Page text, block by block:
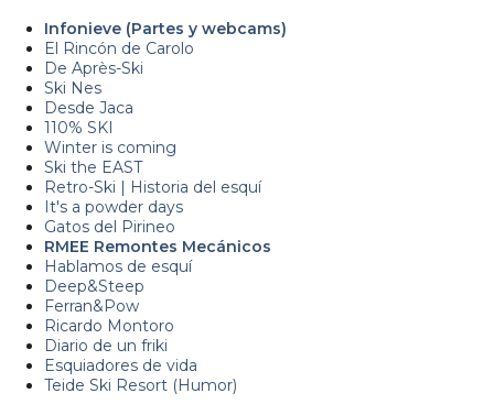
Infonieve (Partes y webcams)
El Rincón de Carolo
De Après-Ski
Ski Nes
Desde Jaca
110% SKI
Winter is coming
Ski the EAST
Retro-Ski | Historia del esquí
It's a powder days
Gatos del Pirineo
RMEE Remontes Mecánicos
Hablamos de esquí
Deep&Steep
Ferran&Pow
Ricardo Montoro
Diario de un friki
Esquiadores de vida
Teide Ski Resort (Humor)